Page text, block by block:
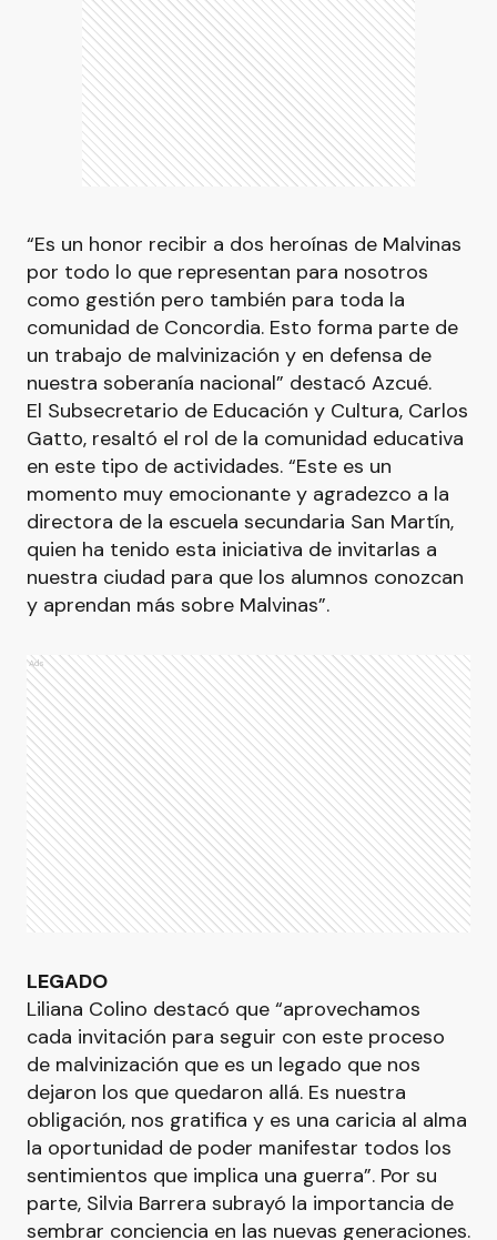
“Es un honor recibir a dos heroínas de Malvinas
por todo lo que representan para nosotros
como gestión pero también para toda la
comunidad de Concordia. Esto forma parte de
un trabajo de malvinización y en defensa de
nuestra soberanía nacional” destacó Azcué.
El Subsecretario de Educación y Cultura, Carlos
Gatto, resaltó el rol de la comunidad educativa
en este tipo de actividades. “Este es un
momento muy emocionante y agradezco a la
directora de la escuela secundaria San Martín,
quien ha tenido esta iniciativa de invitarlas a
nuestra ciudad para que los alumnos conozcan
y aprendan más sobre Malvinas”.
Ads
LEGADO
Liliana Colino destacó que “aprovechamos
cada invitación para seguir con este proceso
de malvinización que es un legado que nos
dejaron los que quedaron allá. Es nuestra
obligación, nos gratifica y es una caricia al alma
la oportunidad de poder manifestar todos los
sentimientos que implica una guerra”. Por su
parte, Silvia Barrera subrayó la importancia de
sembrar conciencia en las nuevas generaciones.